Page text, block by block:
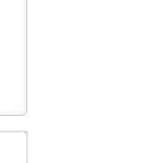
Name*